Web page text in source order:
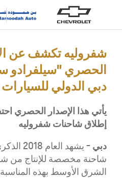
رجوع
شفروليه تكشف عن
الحصري "سيلفرادو
دبي الدولي للسيارات 2017
إطلاق شاحنات شفروليه
دبي -
يشهد
شاحنة مخصصة للإنتاج من
الشرق الأوسط بهذه